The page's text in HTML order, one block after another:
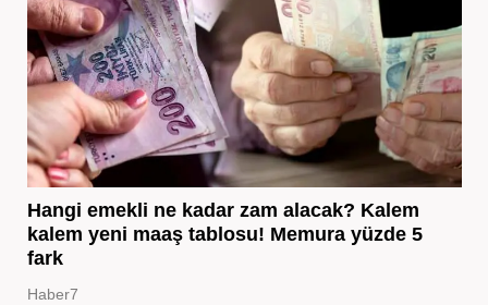
Hangi emekli ne kadar zam alacak? Kalem
kalem yeni maaş tablosu! Memura yüzde 5
fark
Haber7